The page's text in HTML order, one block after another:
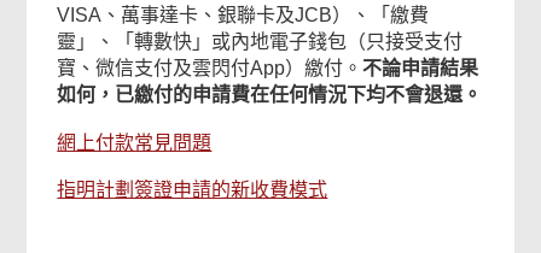
VISA、萬事達卡、銀聯卡及JCB）、「繳費
靈」、「轉數快」或內地電子錢包（只接受支付
寶、微信支付及雲閃付App）繳付。不論申請結果
如何，已繳付的申請費在任何情況下均不會退還。
網上付款常見問題
指明計劃簽證申請的新收費模式